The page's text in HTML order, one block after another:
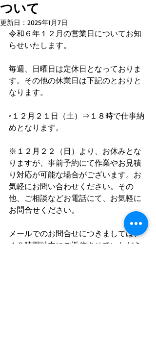
【メール】 eigan@ab.auone-net.jp
【営業時間】 ９：００～１８：００
【定休日】 日曜､祝日
【インボイス登録番号】T1810632866930
【氏名又は名称】早坂昭平
メールお問い合わせはコチラから ☚
ついて
更新日： 2025年1月7日
令和６年１２月の営業日についてお知
らせいたします。
毎週、日曜日は定休日となっておりま
す。その他の休業日は下記のとおりと
なります。
◦１２月２１日（土）⇒１８時で仕事納
めとなります。
※１２月２２（日）より、お休みとな
りますが、事前予約にて作業やお見積
り対応が可能な場合がございます。お
気軽にお問い合わせください。その
他、ご相談などお電話にて、お気軽に
お問合せください。
メールでのお問合せにつきましては、
４８時間以内にご返信させていただき